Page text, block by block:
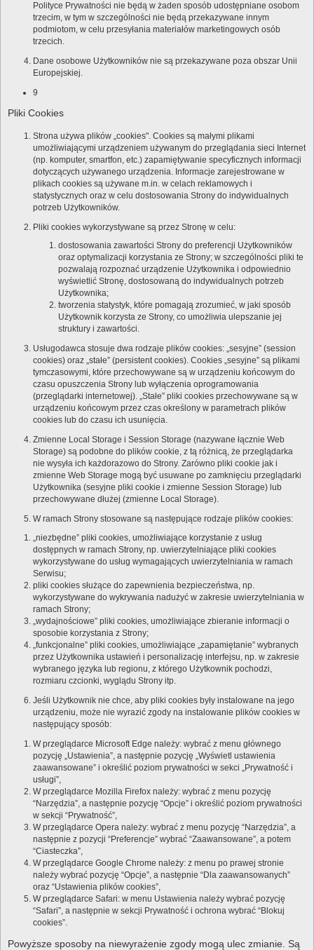
Polityce Prywatności nie będą w żaden sposób udostępniane osobom
trzecim, w tym w szczególności nie będą przekazywane innym
podmiotom, w celu przesyłania materiałów marketingowych osób
trzecich.
Dane osobowe Użytkowników nie są przekazywane poza obszar Unii
Europejskiej.
9
Pliki Cookies
Strona używa plików „cookies". Cookies są małymi plikami
umożliwiającymi urządzeniem używanym do przeglądania sieci Internet
(np. komputer, smartfon, etc.) zapamiętywanie specyficznych informacji
dotyczących używanego urządzenia. Informacje zarejestrowane w
plikach cookies są używane m.in. w celach reklamowych i
statystycznych oraz w celu dostosowania Strony do indywidualnych
potrzeb Użytkowników.
Pliki cookies wykorzystywane są przez Stronę w celu:
dostosowania zawartości Strony do preferencji Użytkowników
oraz optymalizacji korzystania ze Strony; w szczególności pliki te
pozwalają rozpoznać urządzenie Użytkownika i odpowiednio
wyświetlić Stronę, dostosowaną do indywidualnych potrzeb
Użytkownika;
tworzenia statystyk, które pomagają zrozumieć, w jaki sposób
Użytkownik korzysta ze Strony, co umożliwia ulepszanie jej
struktury i zawartości.
Usługodawca stosuje dwa rodzaje plików cookies: „sesyjne” (session
cookies) oraz „stałe” (persistent cookies). Cookies „sesyjne” są plikami
tymczasowymi, które przechowywane są w urządzeniu końcowym do
czasu opuszczenia Strony lub wyłączenia oprogramowania
(przeglądarki internetowej). „Stałe” pliki cookies przechowywane są w
urządzeniu końcowym przez czas określony w parametrach plików
cookies lub do czasu ich usunięcia.
Zmienne Local Storage i Session Storage (nazywane łącznie Web
Storage) są podobne do plików cookie, z tą różnicą, że przeglądarka
nie wysyła ich każdorazowo do Strony. Zarówno pliki cookie jak i
zmienne Web Storage mogą być usuwane po zamknięciu przeglądarki
Użytkownika (sesyjne pliki cookie i zmienne Session Storage) lub
przechowywane dłużej (zmienne Local Storage).
W ramach Strony stosowane są następujące rodzaje plików cookies:
„niezbędne” pliki cookies, umożliwiające korzystanie z usług
dostępnych w ramach Strony, np. uwierzytelniające pliki cookies
wykorzystywane do usług wymagających uwierzytelniania w ramach
Serwisu;
pliki cookies służące do zapewnienia bezpieczeństwa, np.
wykorzystywane do wykrywania nadużyć w zakresie uwierzytelniania w
ramach Strony;
„wydajnościowe” pliki cookies, umożliwiające zbieranie informacji o
sposobie korzystania z Strony;
„funkcjonalne” pliki cookies, umożliwiające „zapamiętanie” wybranych
przez Użytkownika ustawień i personalizację interfejsu, np. w zakresie
wybranego języka lub regionu, z którego Użytkownik pochodzi,
rozmiaru czcionki, wyglądu Strony itp.
Jeśli Użytkownik nie chce, aby pliki cookies były instalowane na jego
urządzeniu, może nie wyrazić zgody na instalowanie plików cookies w
następujący sposób:
W przeglądarce Microsoft Edge należy: wybrać z menu głównego
pozycję „Ustawienia”, a następnie pozycję „Wyświetl ustawienia
zaawansowane” i określić poziom prywatności w sekci „Prywatność i
usługi”,
W przeglądarce Mozilla Firefox należy: wybrać z menu pozycję
“Narzędzia”, a następnie pozycję “Opcje” i określić poziom prywatności
w sekcji “Prywatność”,
W przeglądarce Opera należy: wybrać z menu pozycję “Narzędzia”, a
następnie z pozycji “Preferencje” wybrać “Zaawansowane”, a potem
“Ciasteczka”,
W przeglądarce Google Chrome należy: z menu po prawej stronie
należy wybrać pozycję “Opcje”, a następnie “Dla zaawansowanych”
oraz “Ustawienia plików cookies”,
W przeglądarce Safari: w menu Ustawienia należy wybrać pozycję
“Safari”, a następnie w sekcji Prywatność i ochrona wybrać “Blokuj
cookies”.
Powyższe sposoby na niewyrażenie zgody mogą ulec zmianie. Są